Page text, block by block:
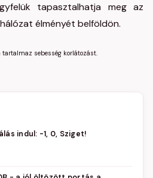
tapasztalhatja meg az
élményét belföldön.
sebesség korlátozást.
indul: -1, 0, Sziget!